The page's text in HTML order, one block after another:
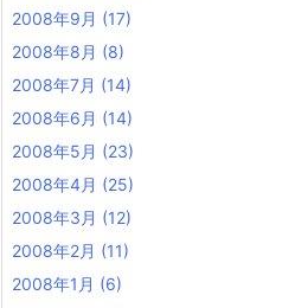
2008年9月 (17)
2008年8月 (8)
2008年7月 (14)
2008年6月 (14)
2008年5月 (23)
2008年4月 (25)
2008年3月 (12)
2008年2月 (11)
2008年1月 (6)